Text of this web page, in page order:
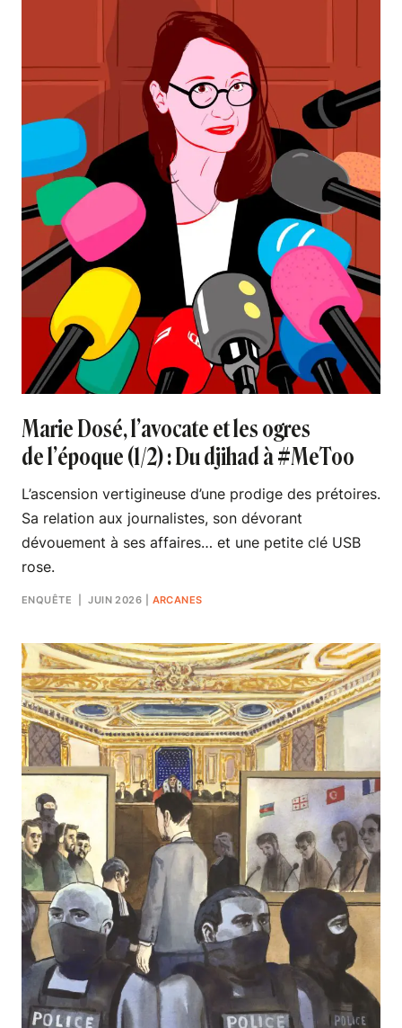
Marie Dosé, l’avocate et les ogres
de l’époque (1/2) : Du djihad à #MeToo
L’ascension vertigineuse d’une prodige des prétoires.
Sa relation aux journalistes, son dévorant
dévouement à ses affaires… et une petite clé USB
rose.
ENQUÊTE | JUIN 2026 ARCANES